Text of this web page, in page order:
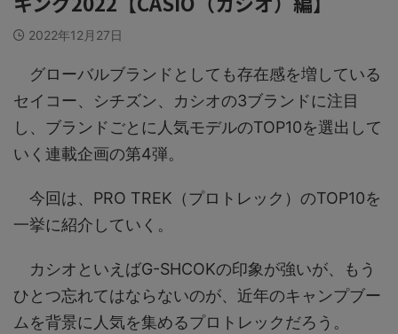
2022年12月27日
グローバルブランドとしても存在感を増している
セイコー、シチズン、カシオの3ブランドに注目
し、ブランドごとに人気モデルのTOP10を選出して
いく連載企画の第4弾。
今回は、PRO TREK（プロトレック）のTOP10を
一挙に紹介していく。
カシオといえばG-SHCOKの印象が強いが、もう
ひとつ忘れてはならないのが、近年のキャンプブー
ムを背景に人気を集めるプロトレックだろう。